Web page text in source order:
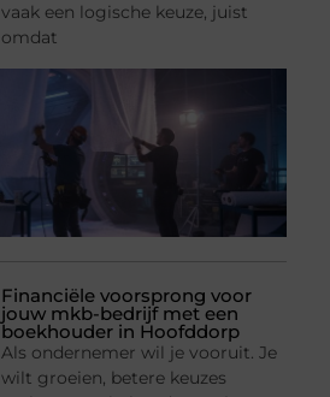
vaak een logische keuze, juist
omdat
Financiële voorsprong voor
jouw mkb-bedrijf met een
boekhouder in Hoofddorp
Als ondernemer wil je vooruit. Je
wilt groeien, betere keuzes